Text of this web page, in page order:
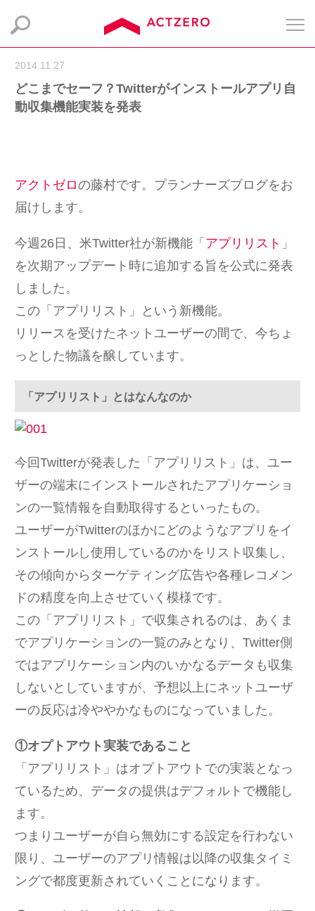
2014.11.27
どこまでセーフ？Twitterがインストールアプリ自
動収集機能実装を発表
アクトゼロの藤村です。プランナーズブログをお
届けします。
今週26日、米Twitter社が新機能「 アプリリスト 」
を次期アップデート時に追加する旨を公式に発表
しました。
この「アプリリスト」という新機能。
リリースを受けたネットユーザーの間で、今ちょ
っとした物議を醸しています。
「アプリリスト」とはなんなのか
今回Twitterが発表した「アプリリスト」は、ユー
ザーの端末にインストールされたアプリケーショ
ンの一覧情報を自動取得するといったもの。
ユーザーがTwitterのほかにどのようなアプリをイ
ンストールし使用しているのかをリスト収集し、
その傾向からターゲティング広告や各種レコメン
ドの精度を向上させていく模様です。
この「アプリリスト」で収集されるのは、あくま
でアプリケーションの一覧のみとなり、Twitter側
ではアプリケーション内のいかなるデータも収集
しないとしていますが、予想以上にネットユーザ
ーの反応は冷ややかなものになっていました。
①オプトアウト実装であること
「アプリリスト」はオプトアウトでの実装となっ
ているため、データの提供はデフォルトで機能し
ます。
つまりユーザーが自ら無効にする設定を行わない
限り、ユーザーのアプリ情報は以降の収集タイミ
ングで都度更新されていくことになります。